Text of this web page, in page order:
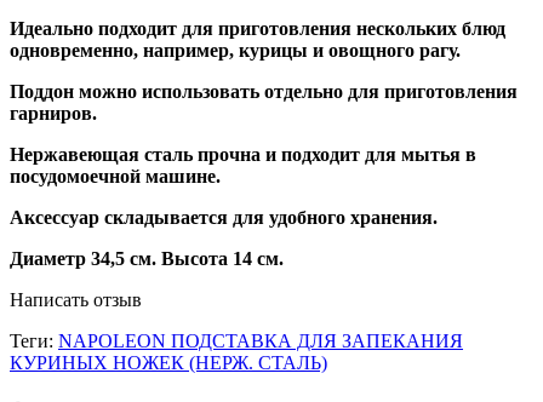
Идеально подходит для приготовления нескольких блюд
одновременно, например, курицы и овощного рагу.
Поддон можно использовать отдельно для приготовления
гарниров.
Нержавеющая сталь прочна и подходит для мытья в
посудомоечной машине.
Аксессуар складывается для удобного хранения.
Диаметр 34,5 см. Высота 14 см.
Написать отзыв
Теги: NAPOLEON ПОДСТАВКА ДЛЯ ЗАПЕКАНИЯ
КУРИНЫХ НОЖЕК (НЕРЖ. СТАЛЬ)